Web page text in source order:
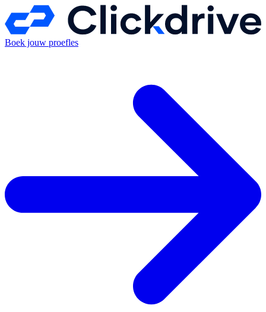
Boek jouw proefles